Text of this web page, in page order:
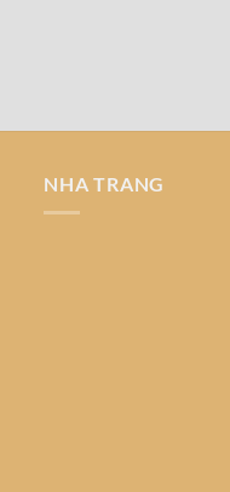
NHA TRANG